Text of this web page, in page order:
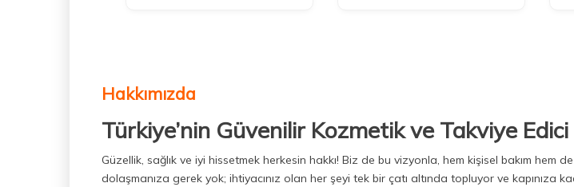
Hakkımızda
Türkiye’nin Güvenilir Kozmetik ve Takviye Edici
Güzellik, sağlık ve iyi hissetmek herkesin hakkı! Biz de bu vizyonla, hem kişisel bakım
dolaşmanıza gerek yok; ihtiyacınız olan her şeyi tek bir çatı altında topluyor ve kapınıza